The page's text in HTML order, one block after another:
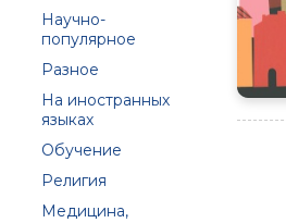
Научно-
популярное
Разное
На иностранных
языках
Обучение
Религия
Медицина,